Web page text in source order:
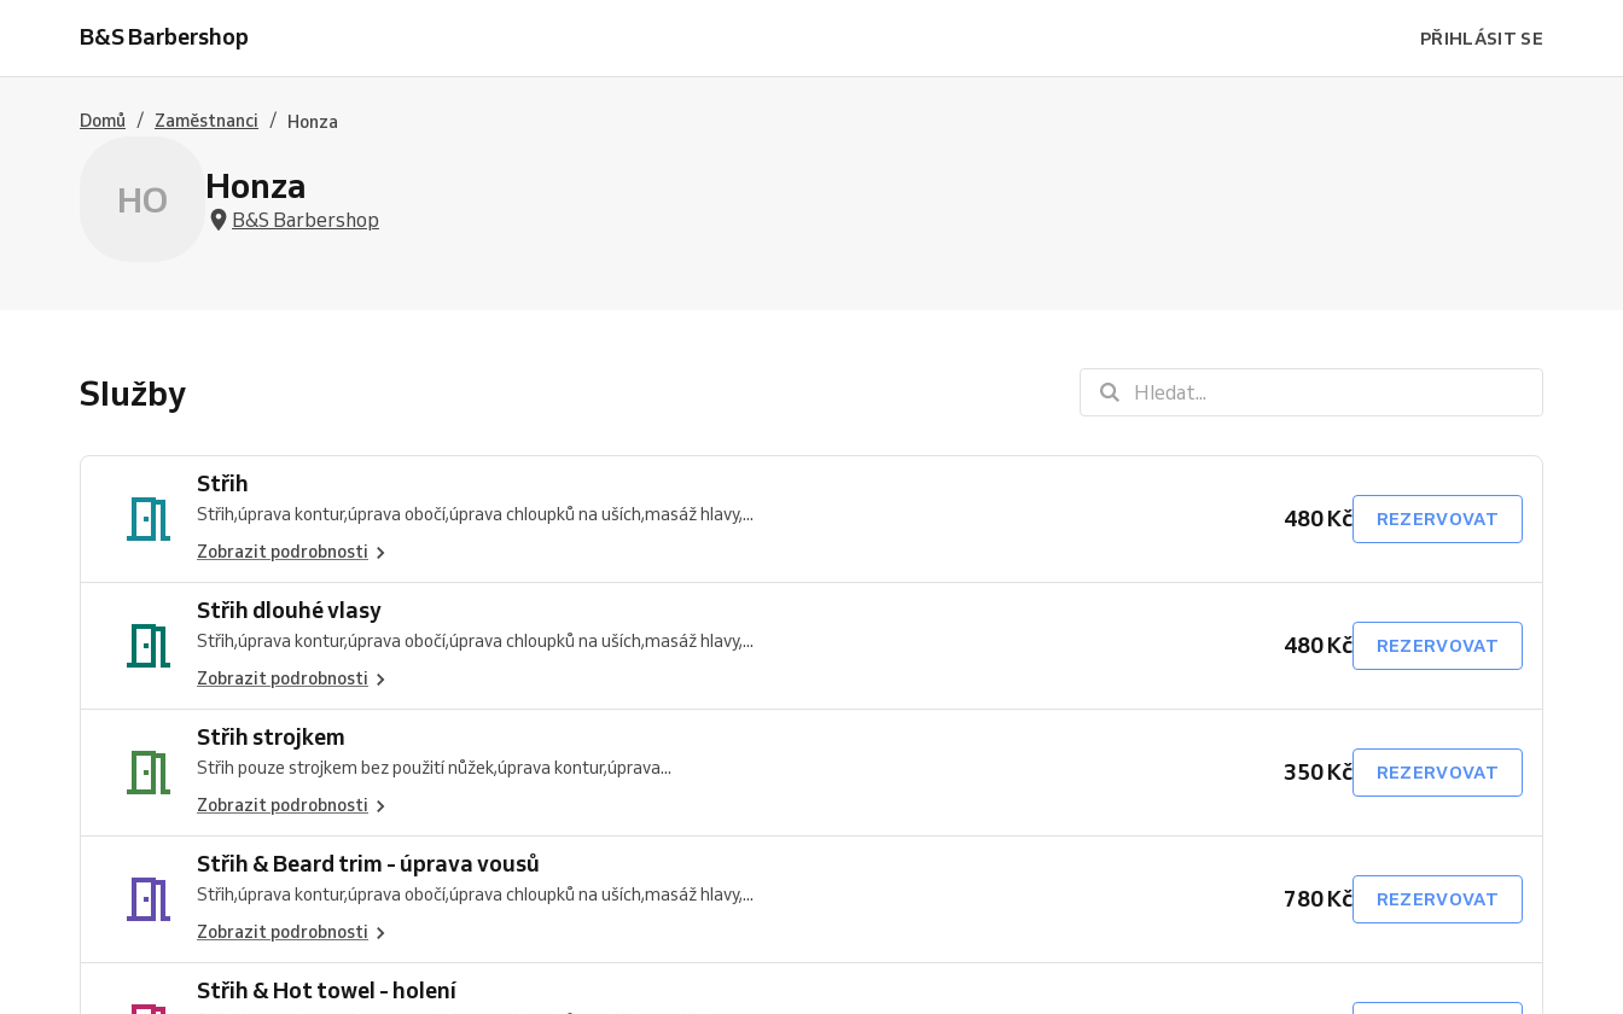
B&S Barbershop PŘIHLÁSIT SE
Domů / Zaměstnanci / Honza
HO Honza
B&S Barbershop
Služby
Střih
Střih,úprava kontur,úprava obočí,úprava chloupků na uších,masáž hlavy,...
Zobrazit podrobnosti
480 Kč REZERVOVAT
vlasy
Střih dlouhé vlasy
Střih,úprava kontur,úprava obočí,úprava chloupků na uších,masáž hlavy,...
Zobrazit podrobnosti
480 Kč REZERVOVAT
Střih strojkem
Střih pouze strojkem bez použití nůžek,úprava kontur,úprava...
Zobrazit podrobnosti
350 Kč REZERVOVAT
Beard
úprava
vousů
Střih & Beard trim - úprava vousů
Střih,úprava kontur,úprava obočí,úprava chloupků na uších,masáž hlavy,...
Zobrazit podrobnosti
780 Kč REZERVOVAT
Hot
holení
Střih & Hot towel - holení
S
-
-